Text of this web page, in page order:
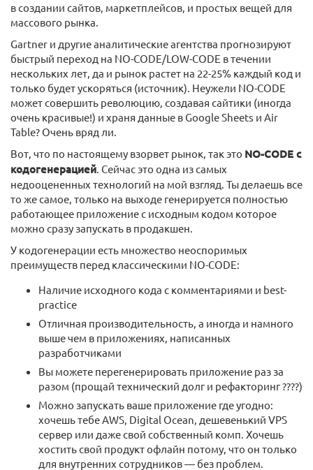
в создании сайтов, маркетплейсов, и простых вещей для
массового рынка.
Gartner и другие аналитические агентства прогнозируют
быстрый переход на NO-CODE/LOW-CODE в течении
нескольких лет, да и рынок растет на 22-25% каждый код и
только будет ускоряться (источник). Неужели NO-CODE
может совершить революцию, создавая сайтики (иногда
очень красивые!) и храня данные в Google Sheets и Air
Table? Очень вряд ли.
Вот, что по настоящему взорвет рынок, так это NO-CODE с
кодогенерацией. Сейчас это одна из самых
недооцененных технологий на мой взгляд. Ты делаешь все
то же самое, только на выходе генерируется полностью
работающее приложение с исходным кодом которое
можно сразу запускать в продакшен.
У кодогенерации есть множество неоспоримых
преимуществ перед классическими NO-CODE:
Наличие исходного кода с комментариями и best-
practice
Отличная производительность, а иногда и намного
выше чем в приложениях, написанных
разработчиками
Вы можете перегенерировать приложение раз за
разом (прощай технический долг и рефакторинг ????)
Можно запускать ваше приложение где угодно:
хочешь тебе AWS, Digital Ocean, дешевенький VPS
сервер или даже свой собственный комп. Хочешь
хостить свой продукт офлайн потому, что он только
для внутренних сотрудников — без проблем.